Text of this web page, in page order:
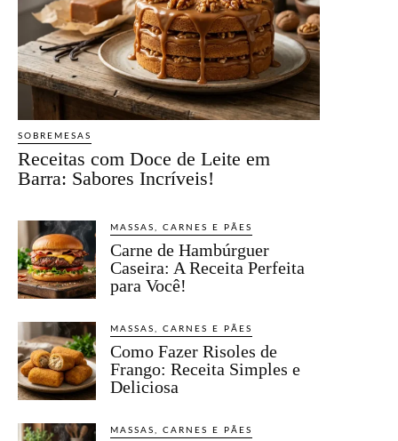
SOBREMESAS
Receitas com Doce de Leite em
Barra: Sabores Incríveis!
MASSAS, CARNES E PÃES
Carne de Hambúrguer
Caseira: A Receita Perfeita
para Você!
MASSAS, CARNES E PÃES
Como Fazer Risoles de
Frango: Receita Simples e
Deliciosa
MASSAS, CARNES E PÃES